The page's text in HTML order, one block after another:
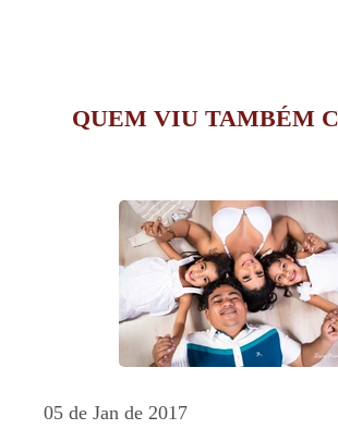
QUEM VIU TAMBÉM
05 de Jan de 2017